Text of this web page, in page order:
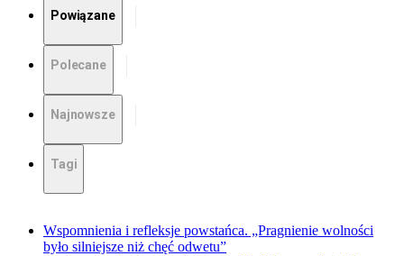
Powiązane
Polecane
Najnowsze
Tagi
Wspomnienia i refleksje powstańca. „Pragnienie wolności
było silniejsze niż chęć odwetu”